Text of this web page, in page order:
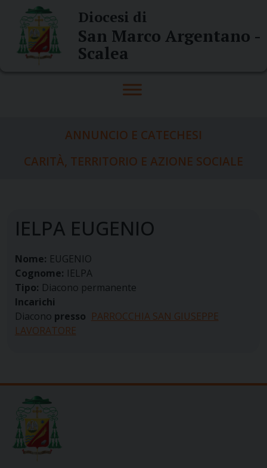
content
Diocesi di
San Marco Argentano -
Scalea
ANNUNCIO E CATECHESI
CARITÀ, TERRITORIO E AZIONE SOCIALE
IELPA EUGENIO
Nome: EUGENIO
Cognome: IELPA
Tipo: Diacono permanente
Incarichi
Diacono presso PARROCCHIA SAN GIUSEPPE
LAVORATORE